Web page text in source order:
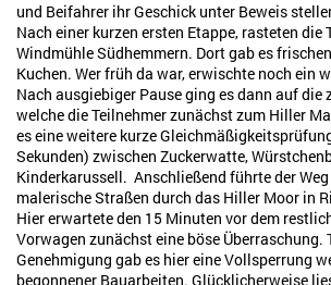
und Beifahrer ihr Geschick unter Beweis
Nach einer kurzen ersten Etappe, rasteten die
Windmühle Südhemmern. Dort gab es
Kuchen. Wer früh da war, erwischte noch ein
Nach ausgiebiger Pause ging es dann auf die
welche die Teilnehmer zunächst zum Hiller
es eine weitere kurze
Sekunden) zwischen Zuckerwatte,
Kinderkarussell. Anschließend führte der
malerische Straßen durch das Hiller Moor in
Hier erwartete den 15 Minuten vor dem
Vorwagen zunächst eine böse Überraschung.
Genehmigung gab es hier eine Vollsperrung
begonnener Bauarbeiten. Glücklicherweise